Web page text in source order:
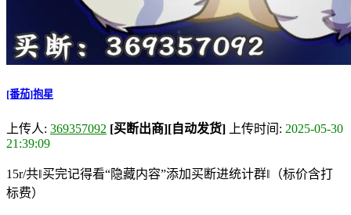
[番茄]抱星
上传人: 369357092 [买断出商][自动发货] 上传时间: 2025-05-30
21:39:09
15r/共‖买完记得看“隐藏内容”添加买断进统计群‖（标价含打
标费）